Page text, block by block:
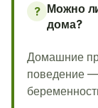
? Можно
дома?
Домашние
поведение